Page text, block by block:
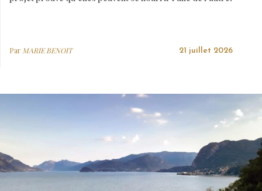
Par MARIE BENOIT 21 juillet 2026